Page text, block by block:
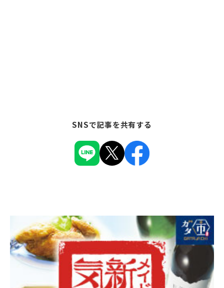
SNSで記事を共有する